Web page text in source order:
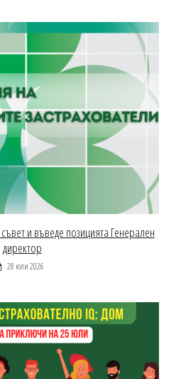
и въведе позицията Генерален
директор
28 юли 2026